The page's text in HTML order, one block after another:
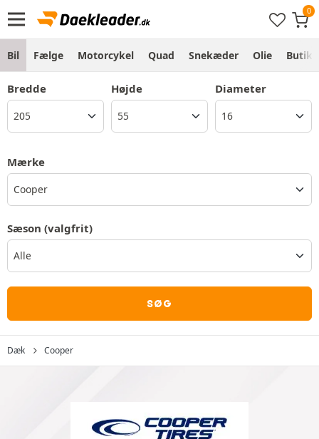
Bil Fælge Motorcykel Quad Snekæder Olie Butik
Bredde Højde Diameter
Mærke
Cooper
Sæson (valgfrit)
SØG
Dæk Cooper